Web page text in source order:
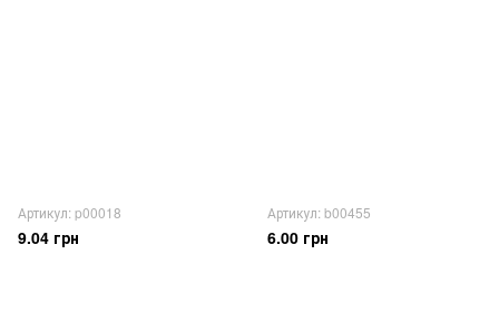
Артикул: p00018
9.04 грн
Артикул: b00455
6.00 грн